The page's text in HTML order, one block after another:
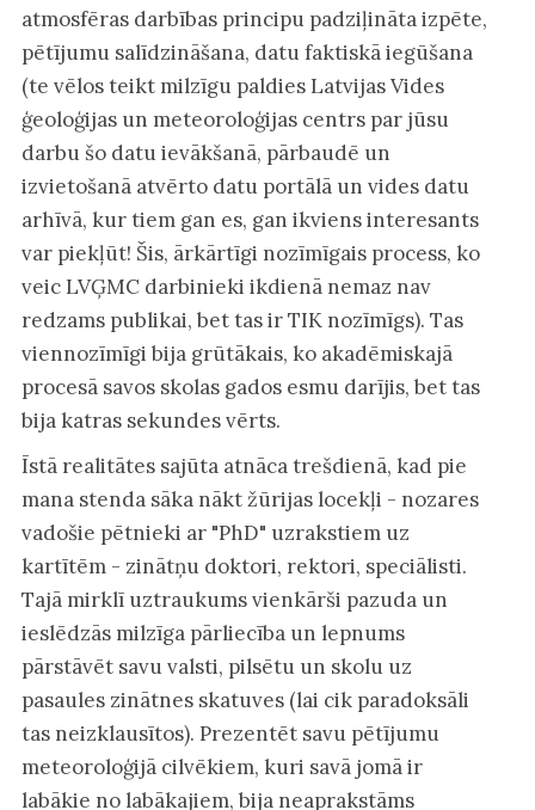
atmosfēras darbības principu padziļināta izpēte,
pētījumu salīdzināšana, datu faktiskā iegūšana
(te vēlos teikt milzīgu paldies Latvijas Vides
ģeoloģijas un meteoroloģijas centrs par jūsu
darbu šo datu ievākšanā, pārbaudē un
izvietošanā atvērto datu portālā un vides datu
arhīvā, kur tiem gan es, gan ikviens interesants
var piekļūt! Šis, ārkārtīgi nozīmīgais process, ko
veic LVĢMC darbinieki ikdienā nemaz nav
redzams publikai, bet tas ir TIK nozīmīgs). Tas
viennozīmīgi bija grūtākais, ko akadēmiskajā
procesā savos skolas gados esmu darījis, bet tas
bija katras sekundes vērts.
Īstā realitātes sajūta atnāca trešdienā, kad pie
mana stenda sāka nākt žūrijas locekļi - nozares
vadošie pētnieki ar "PhD" uzrakstiem uz
kartītēm - zinātņu doktori, rektori, speciālisti.
Tajā mirklī uztraukums vienkārši pazuda un
ieslēdzās milzīga pārliecība un lepnums
pārstāvēt savu valsti, pilsētu un skolu uz
pasaules zinātnes skatuves (lai cik paradoksāli
tas neizklausītos). Prezentēt savu pētījumu
meteoroloģijā cilvēkiem, kuri savā jomā ir
labākie no labākajiem, bija neaprakstāms